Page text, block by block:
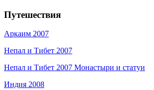
Путешествия
Аркаим 2007
Непал и Тибет 2007
Непал и Тибет 2007 Монастыри и статуи
Индия 2008